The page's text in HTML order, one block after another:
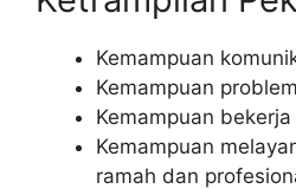
Kemampuan
Kemampuan
Kemampuan
Kemampuan
ramah dan